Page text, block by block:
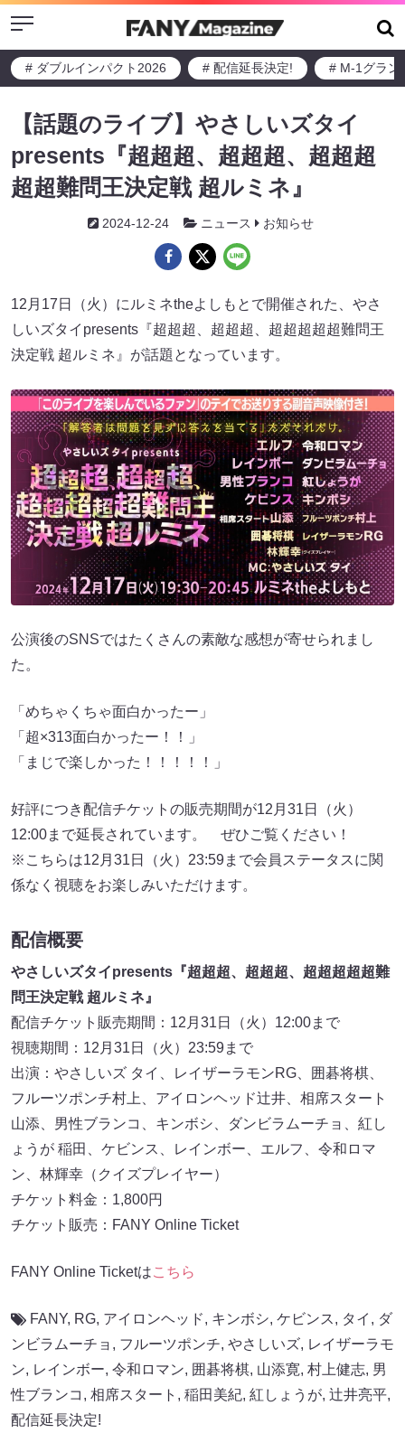
Menu
# ダブルインパクト2026 # 配信延長決定! # M-1グラン
【話題のライブ】やさしいズタイ
presents『超超超、超超超、超超超
超超難問王決定戦 超ルミネ』
2024-12-24 ニュース お知らせ
12月17日（火）にルミネtheよしもとで開催された、やさ
しいズタイpresents『超超超、超超超、超超超超超難問王
決定戦 超ルミネ』が話題となっています。
公演後のSNSではたくさんの素敵な感想が寄せられまし
た。
「めちゃくちゃ面白かったー」
「超×313面白かったー！！」
「まじで楽しかった！！！！！」
好評につき配信チケットの販売期間が12月31日（火）
12:00まで延長されています。 ぜひご覧ください！
※こちらは12月31日（火）23:59まで会員ステータスに関
係なく視聴をお楽しみいただけます。
配信概要
やさしいズタイpresents『超超超、超超超、超超超超超難
問王決定戦 超ルミネ』
配信チケット販売期間：12月31日（火）12:00まで
視聴期間：12月31日（火）23:59まで
出演：やさしいズ タイ、レイザーラモンRG、囲碁将棋、
フルーツポンチ村上、アイロンヘッド辻井、相席スタート
山添、男性ブランコ、キンボシ、ダンビラムーチョ、紅し
ょうが 稲田、ケビンス、レインボー、エルフ、令和ロマ
ン、林輝幸（クイズプレイヤー）
チケット料金：1,800円
チケット販売：FANY Online Ticket
FANY Online Ticketはこちら
FANY, RG, アイロンヘッド, キンボシ, ケビンス, タイ , ダ
ンビラムーチョ , フルーツポンチ, やさしいズ, レイザーラモ
ン, レインボー, 令和ロマン, 囲碁将棋, 山添寛, 村上健志, 男
性ブランコ , 相席スタート , 稲田美紀, 紅しょうが, 辻井亮平,
配信延長決定!